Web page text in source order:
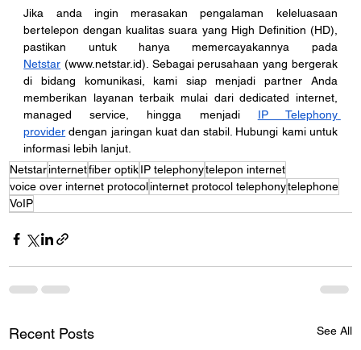
Jika anda ingin merasakan pengalaman keleluasaan
bertelepon dengan kualitas suara yang High Definition (HD),
Netstar (www.netstar.id). Sebagai perusahaan yang bergerak
di bidang komunikasi, kami siap menjadi partner Anda
memberikan layanan terbaik mulai dari dedicated internet,
managed service, hingga menjadi IP Telephony
provider dengan jaringan kuat dan stabil. Hubungi kami untuk
informasi lebih lanjut.
Netstarinternetfiber optikIP telephonytelepon internet
voice over internet protocolinternet protocol telephonytelephone
VoIP
Recent Posts See All